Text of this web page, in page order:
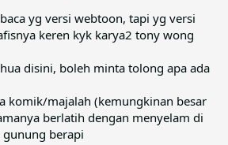
yg versi webtoon, tapi yg versi
keren kyk karya2 tony wong
disini, boleh minta tolong apa ada
komik/majalah (kemungkinan besar
berlatih dengan menyelam di
gunung berapi